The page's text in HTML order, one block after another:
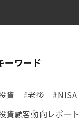
ーワード
資 #老後
#NISA
資顧客動向レポート